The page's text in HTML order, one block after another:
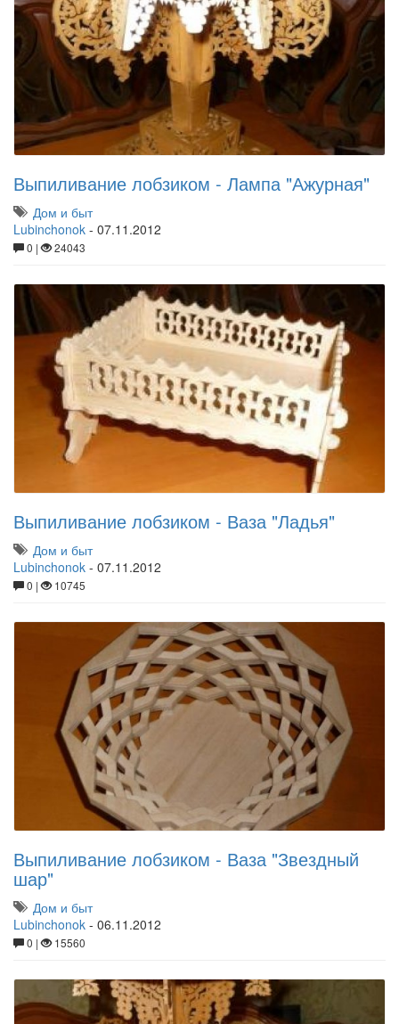
Выпиливание лобзиком - Лампа "Ажурная"
Дом и быт
Lubinchonok - 07.11.2012
0 | 24043
Выпиливание лобзиком - Ваза "Ладья"
Дом и быт
Lubinchonok - 07.11.2012
0 | 10745
Выпиливание лобзиком - Ваза "Звездный
шар"
Дом и быт
Lubinchonok - 06.11.2012
0 | 15560